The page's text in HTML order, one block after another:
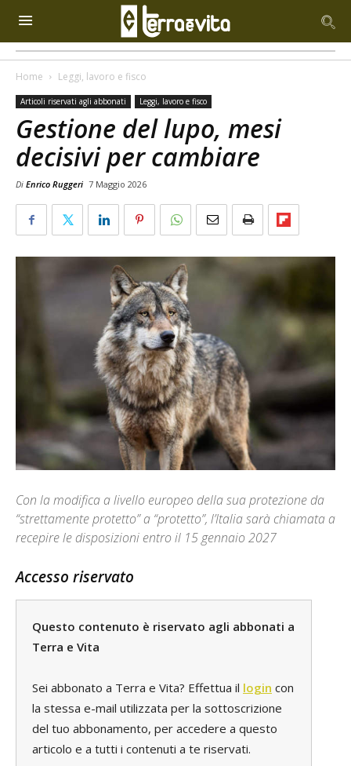
Home Leggi, lavoro e fisco
Articoli riservati agli abbonati Leggi, lavoro e fisco
Gestione del lupo, mesi
decisivi per cambiare
Di Enrico Ruggeri 7 Maggio 2026
Con la modifica a livello europeo della sua protezione da
“strettamente protetto” a “protetto”, l’Italia sarà chiamata a
recepire le disposizioni entro il 15 gennaio 2027
Accesso riservato
Questo contenuto è riservato agli abbonati a
Terra e Vita
Sei abbonato a Terra e Vita? Effettua il login con
la stessa e-mail utilizzata per la sottoscrizione
del tuo abbonamento, per accedere a questo
articolo e a tutti i contenuti a te riservati.